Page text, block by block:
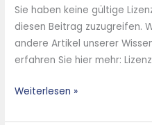
Sie haben keine gültige
diesen Beitrag zuzugreifen.
andere Artikel unserer
erfahren Sie hier mehr:
oftmals
Weiterlesen »